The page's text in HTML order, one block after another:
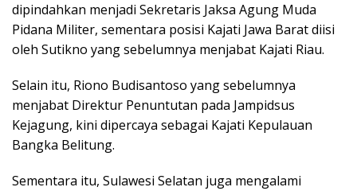
dipindahkan menjadi Sekretaris Jaksa Agung Muda
Pidana Militer, sementara posisi Kajati Jawa Barat diisi
oleh Sutikno yang sebelumnya menjabat Kajati Riau.
Selain itu, Riono Budisantoso yang sebelumnya
menjabat Direktur Penuntutan pada Jampidsus
Kejagung, kini dipercaya sebagai Kajati Kepulauan
Bangka Belitung.
Sementara itu, Sulawesi Selatan juga mengalami